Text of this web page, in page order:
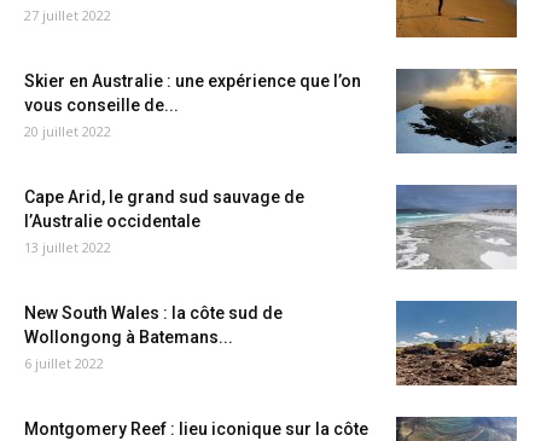
27 juillet 2022
Skier en Australie : une expérience que l’on
vous conseille de...
20 juillet 2022
Cape Arid, le grand sud sauvage de
l’Australie occidentale
13 juillet 2022
New South Wales : la côte sud de
Wollongong à Batemans...
6 juillet 2022
Montgomery Reef : lieu iconique sur la côte